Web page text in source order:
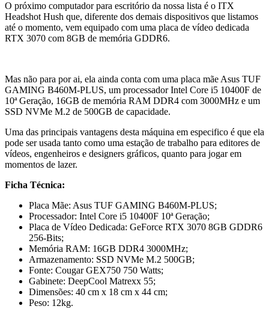
O próximo computador para escritório da nossa lista é o ITX
Headshot Hush que, diferente dos demais dispositivos que listamos
até o momento, vem equipado com uma placa de vídeo dedicada
RTX 3070 com 8GB de memória GDDR6.
Mas não para por ai, ela ainda conta com uma placa mãe Asus TUF
GAMING B460M-PLUS, um processador Intel Core i5 10400F de
10ª Geração, 16GB de memória RAM DDR4 com 3000MHz e um
SSD NVMe M.2 de 500GB de capacidade.
Uma das principais vantagens desta máquina em especifico é que ela
pode ser usada tanto como uma estação de trabalho para editores de
vídeos, engenheiros e designers gráficos, quanto para jogar em
momentos de lazer.
Ficha Técnica:
Placa Mãe: Asus TUF GAMING B460M-PLUS;
Processador: Intel Core i5 10400F 10ª Geração;
Placa de Vídeo Dedicada: GeForce RTX 3070 8GB GDDR6
256-Bits;
Memória RAM: 16GB DDR4 3000MHz;
Armazenamento: SSD NVMe M.2 500GB;
Fonte: Cougar GEX750 750 Watts;
Gabinete: DeepCool Matrexx 55;
Dimensões: 40 cm x 18 cm x 44 cm;
Peso: 12kg.